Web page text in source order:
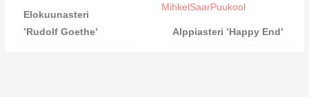
Elokuunasteri
’Rudolf Goethe’
Alppiasteri ’Happy End’